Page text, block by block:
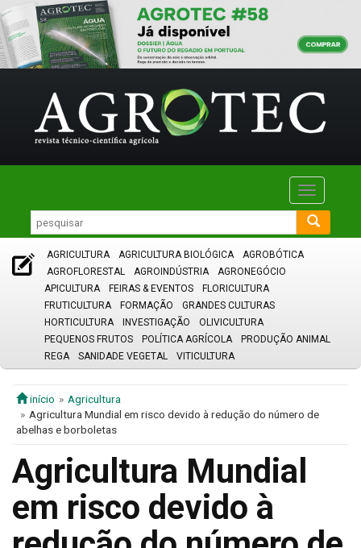
Toggle
AGRICULTURA AGRICULTURA BIOLÓGICA
AGROBÓTICA
AGROFLORESTAL
AGROINDÚSTRIA
AGRONEGÓCIO
APICULTURA
FEIRAS & EVENTOS
FLORICULTURA
FRUTICULTURA
FORMAÇÃO
GRANDES CULTURAS
HORTICULTURA
INVESTIGAÇÃO
OLIVICULTURA
PEQUENOS FRUTOS
POLÍTICA AGRÍCOLA
PRODUÇÃO ANIMAL
REGA
SANIDADE VEGETAL VITICULTURA
início
Agricultura
Agricultura Mundial em risco devido à redução do número de
abelhas e borboletas
Agricultura Mundial
em risco devido à